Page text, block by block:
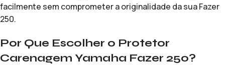
facilmente sem comprometer a originalidade da sua Fazer
250.
Por Que Escolher o Protetor
Carenagem Yamaha Fazer 250?